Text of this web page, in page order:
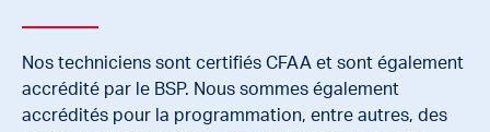
Nos techniciens sont certifiés CFAA et sont également
accrédité par le BSP. Nous sommes également
accrédités pour la programmation, entre autres, des